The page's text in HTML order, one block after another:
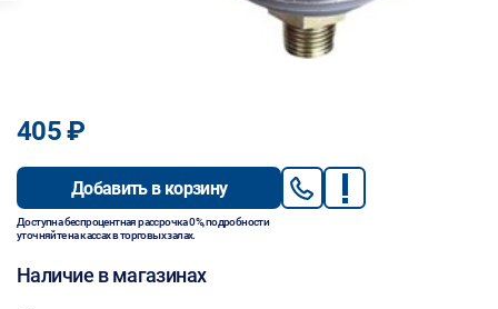
405 ₽
Добавить в корзину
Доступна беспроцентная рассрочка 0%, подробности
уточняйте на кассах в торговых залах.
Наличие в магазинах